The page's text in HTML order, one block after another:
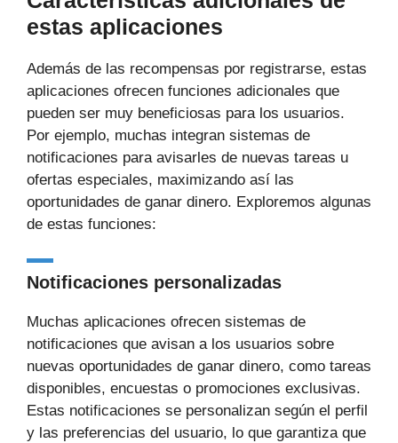
estas aplicaciones
Además de las recompensas por registrarse, estas
aplicaciones ofrecen funciones adicionales que
pueden ser muy beneficiosas para los usuarios.
Por ejemplo, muchas integran sistemas de
notificaciones para avisarles de nuevas tareas u
ofertas especiales, maximizando así las
oportunidades de ganar dinero. Exploremos algunas
de estas funciones:
Notificaciones personalizadas
Muchas aplicaciones ofrecen sistemas de
notificaciones que avisan a los usuarios sobre
nuevas oportunidades de ganar dinero, como tareas
disponibles, encuestas o promociones exclusivas.
Estas notificaciones se personalizan según el perfil
y las preferencias del usuario, lo que garantiza que